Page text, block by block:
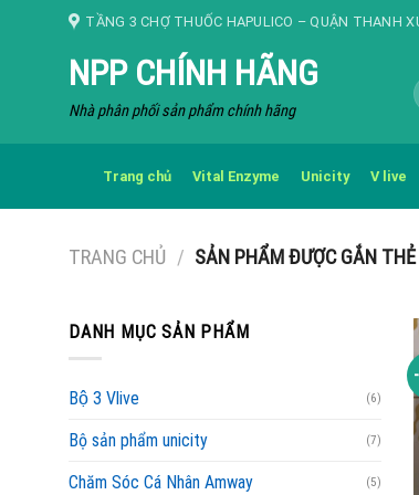
TẦNG 3 CHỢ THUỐC HAPULICO – QUẬN THANH
NPP CHÍNH HÃNG
Nhà phân phối sản phẩm chính hãng
Trang chủ Vital Enzyme Unicity V live
TRANG CHỦ / SẢN PHẨM ĐƯỢC GẮN
DANH MỤC SẢN PHẨM
Bộ 3 Vlive (6)
Bộ sản phẩm unicity (7)
Chăm Sóc Cá Nhân Amway (5)